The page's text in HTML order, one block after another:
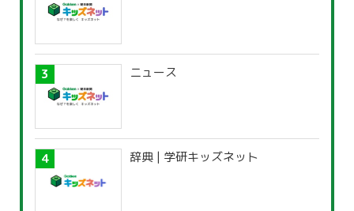
ニュース
辞典 | 学研キッズネット